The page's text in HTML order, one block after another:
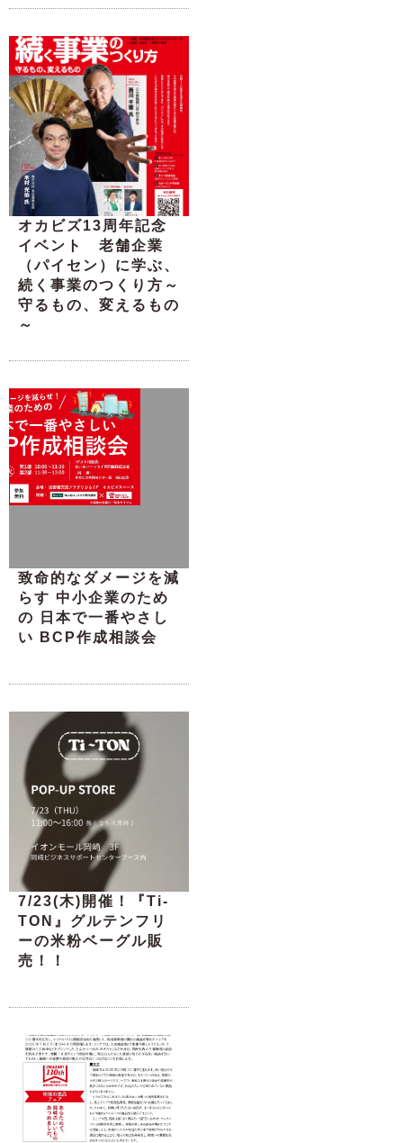
オカビズ13周年記念
イベント 老舗企業
（パイセン）に学ぶ、
続く事業のつくり方～
守るもの、変えるもの
～
致命的なダメージを減
らす 中小企業のため
の 日本で一番やさし
い BCP作成相談会
7/23(木)開催！『Ti-
TON』グルテンフリ
ーの米粉ベーグル販
売！！